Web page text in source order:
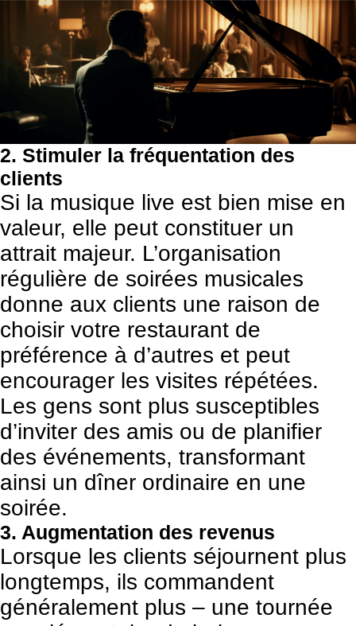
2. Stimuler la fréquentation des
clients
Si la musique live est bien mise en
valeur, elle peut constituer un
attrait majeur. L’organisation
régulière de soirées musicales
donne aux clients une raison de
choisir votre restaurant de
préférence à d’autres et peut
encourager les visites répétées.
Les gens sont plus susceptibles
d’inviter des amis ou de planifier
des événements, transformant
ainsi un dîner ordinaire en une
soirée.
3. Augmentation des revenus
Lorsque les clients séjournent plus
longtemps, ils commandent
généralement plus – une tournée